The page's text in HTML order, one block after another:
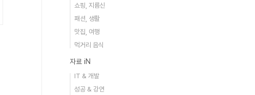
쇼핑, 지름신
패션, 생활
맛집, 여행
먹거리 음식
자료 iN
IT & 개발
성공 & 강연